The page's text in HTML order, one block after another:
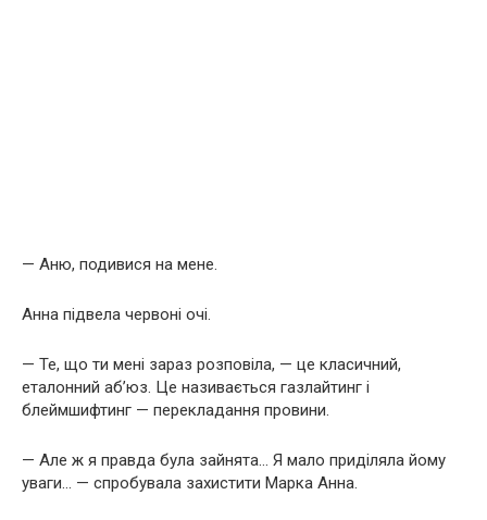
— Аню, подивися на мене.
Анна підвела червоні очі.
— Те, що ти мені зараз розповіла, — це класичний,
еталонний аб’юз. Це називається газлайтинг і
блеймшифтинг — перекладання провини.
— Але ж я правда була зайнята… Я мало приділяла йому
уваги… — спробувала захистити Марка Анна.